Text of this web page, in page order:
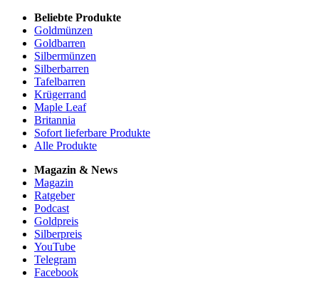
Beliebte Produkte
Goldmünzen
Goldbarren
Silbermünzen
Silberbarren
Tafelbarren
Krügerrand
Maple Leaf
Britannia
Sofort lieferbare Produkte
Alle Produkte
Magazin & News
Magazin
Ratgeber
Podcast
Goldpreis
Silberpreis
YouTube
Telegram
Facebook